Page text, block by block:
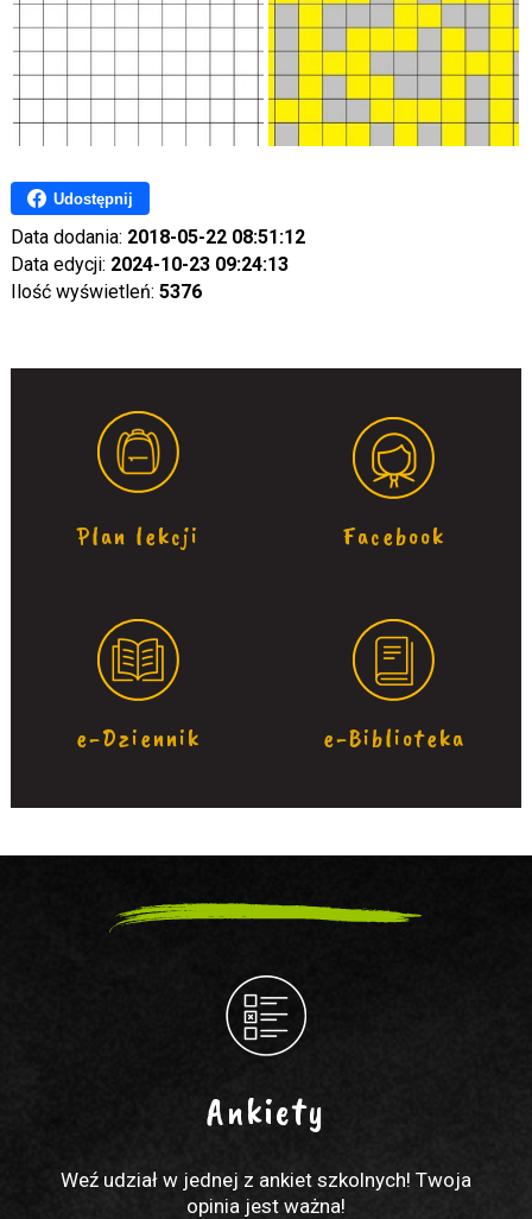
Udostępnij
Data dodania: 2018-05-22 08:51:12
Data edycji: 2024-10-23 09:24:13
Ilość wyświetleń: 5376
Plan lekcji Facebook
e-Dziennik e-Biblioteka
Ankiety
Weź udział w jednej z ankiet szkolnych! Twoja
opinia jest ważna!